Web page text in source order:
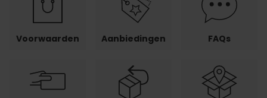
Voorwaarden Aanbiedingen FAQs